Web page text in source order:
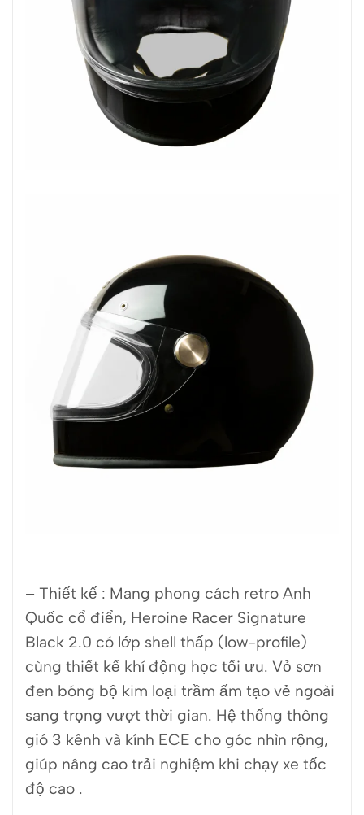
– Thiết kế : Mang phong cách retro Anh
Quốc cổ điển, Heroine Racer Signature
Black 2.0 có lớp shell thấp (low-profile)
cùng thiết kế khí động học tối ưu. Vỏ sơn
đen bóng bộ kim loại trầm ấm tạo vẻ ngoài
sang trọng vượt thời gian. Hệ thống thông
gió 3 kênh và kính ECE cho góc nhìn rộng,
giúp nâng cao trải nghiệm khi chạy xe tốc
độ cao .